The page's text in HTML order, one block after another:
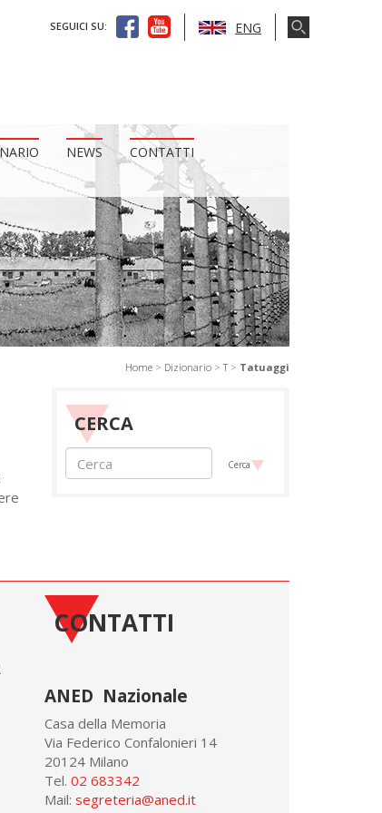
SEGUICI SU: ENG
NEWS
CONTATTI
Home > Dizionario >T> Tatuaggi
CERCA
Cerca
CONTATTI
ANED Nazionale
Casa della Memoria
Via Federico Confalonieri 14
20124 Milano
Tel. 02 683342
Mail: segreteria@aned.it